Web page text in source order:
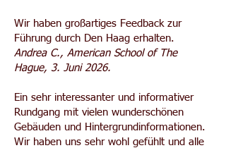
Wir haben großartiges Feedback zur
Führung durch Den Haag erhalten.
Andrea C., American School of The
Hague, 3. Juni 2026.
Ein sehr interessanter und informativer
Rundgang mit vielen wunderschönen
Gebäuden und Hintergrundinformationen.
Wir haben uns sehr wohl gefühlt und alle